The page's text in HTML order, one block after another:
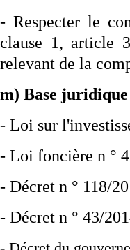
- Respecter le
clause 1, article
relevant de la
m) Base
- Loi sur
- Loi foncière n °
- Décret n ° 118/
- Décret n ° 43/